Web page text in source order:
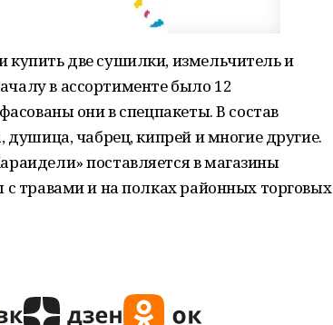
купить две сушилки, измельчитель и
в ассортименте было 12
они в спецпакеты. В состав
душица, чабрец, кипрей и многие другие.
поставляется в магазины
травами и на полках районных торговых